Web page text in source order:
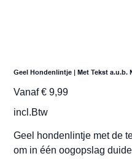
Geel Hondenlintje | Met Tekst a.u.b.
Vanaf Prijs
€ 9,99
incl.Btw
Geel hondenlintje met de
om in één oogopslag